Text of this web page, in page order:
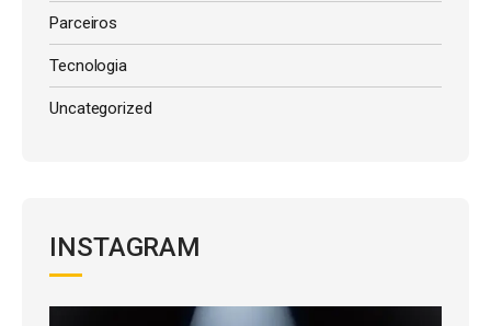
Parceiros
Tecnologia
Uncategorized
INSTAGRAM